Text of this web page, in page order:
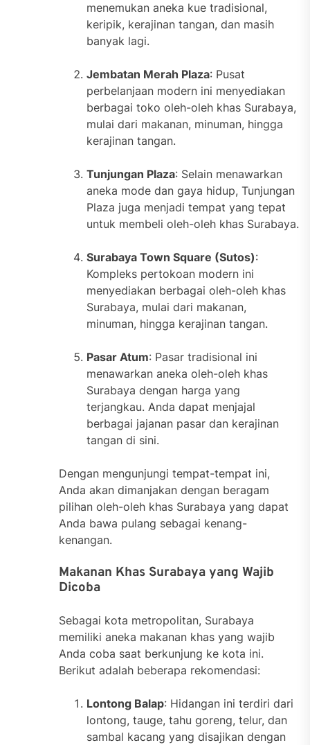
menemukan aneka kue tradisional,
keripik, kerajinan tangan, dan masih
banyak lagi.
Jembatan Merah Plaza: Pusat
perbelanjaan modern ini menyediakan
berbagai toko oleh-oleh khas Surabaya,
mulai dari makanan, minuman, hingga
kerajinan tangan.
Tunjungan Plaza: Selain menawarkan
aneka mode dan gaya hidup, Tunjungan
Plaza juga menjadi tempat yang tepat
untuk membeli oleh-oleh khas Surabaya.
Surabaya Town Square (Sutos):
Kompleks pertokoan modern ini
menyediakan berbagai oleh-oleh khas
Surabaya, mulai dari makanan,
minuman, hingga kerajinan tangan.
Pasar Atum: Pasar tradisional ini
menawarkan aneka oleh-oleh khas
Surabaya dengan harga yang
terjangkau. Anda dapat menjajal
berbagai jajanan pasar dan kerajinan
tangan di sini.
Dengan mengunjungi tempat-tempat ini,
Anda akan dimanjakan dengan beragam
pilihan oleh-oleh khas Surabaya yang dapat
Anda bawa pulang sebagai kenang-
kenangan.
Makanan Khas Surabaya yang Wajib
Dicoba
Sebagai kota metropolitan, Surabaya
memiliki aneka makanan khas yang wajib
Anda coba saat berkunjung ke kota ini.
Berikut adalah beberapa rekomendasi:
Lontong Balap: Hidangan ini terdiri dari
lontong, tauge, tahu goreng, telur, dan
sambal kacang yang disajikan dengan